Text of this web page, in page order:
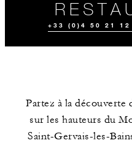
+33 (0)4 50 21 12
Partez à la découverte
sur les hauteurs du
Saint-Gervais-les-